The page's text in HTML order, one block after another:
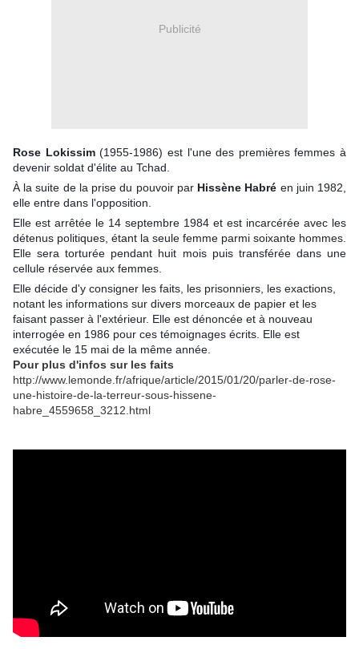
Publicité
Rose Lokissim(1955-1986) est l'une des premières femmes à
devenir soldat d'élite au Tchad.
À la suite de la prise du pouvoir par Hissène Habré en juin 1982,
elle entre dans l'opposition.
Elle est arrêtée le 14 septembre 1984 et est incarcérée avec les
détenus politiques, étant la seule femme parmi soixante hommes.
Elle sera torturée pendant huit mois puis transférée dans une
cellule réservée aux femmes.
Elle décide d'y consigner les faits, les prisonniers, les exactions,
notant les informations sur divers morceaux de papier et les
faisant passer à l'extérieur. Elle est dénoncée et à nouveau
interrogée en 1986 pour ces témoignages écrits. Elle est
exécutée le 15 mai de la même année.
Pour plus d'infos sur les faits
http://www.lemonde.fr/afrique/article/2015/01/20/parler-de-rose-
une-histoire-de-la-terreur-sous-hissene-
habre_4559658_3212.html